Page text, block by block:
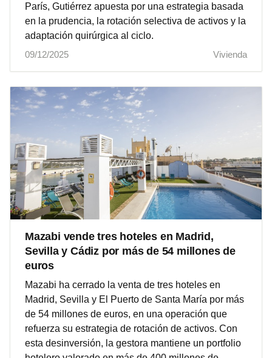
París, Gutiérrez apuesta por una estrategia basada
en la prudencia, la rotación selectiva de activos y la
adaptación quirúrgica al ciclo.
09/12/2025
Vivienda
Mazabi vende tres hoteles en Madrid,
Sevilla y Cádiz por más de 54 millones de
euros
Mazabi ha cerrado la venta de tres hoteles en
Madrid, Sevilla y El Puerto de Santa María por más
de 54 millones de euros, en una operación que
refuerza su estrategia de rotación de activos. Con
esta desinversión, la gestora mantiene un portfolio